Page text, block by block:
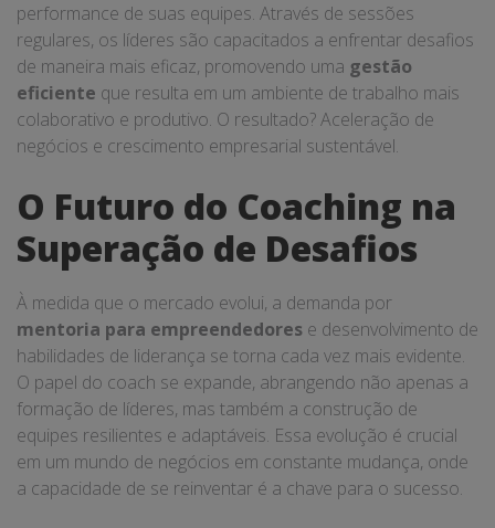
performance de suas equipes. Através de sessões
regulares, os líderes são capacitados a enfrentar desafios
de maneira mais eficaz, promovendo uma gestão
eficiente que resulta em um ambiente de trabalho mais
colaborativo e produtivo. O resultado? Aceleração de
negócios e crescimento empresarial sustentável.
O Futuro do Coaching na
Superação de Desafios
À medida que o mercado evolui, a demanda por
mentoria para empreendedores e desenvolvimento de
habilidades de liderança se torna cada vez mais evidente.
O papel do coach se expande, abrangendo não apenas a
formação de líderes, mas também a construção de
equipes resilientes e adaptáveis. Essa evolução é crucial
em um mundo de negócios em constante mudança, onde
a capacidade de se reinventar é a chave para o sucesso.